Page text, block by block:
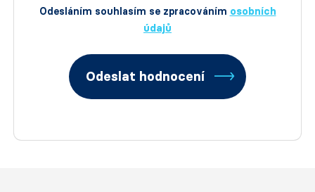
Odesláním souhlasím se zpracováním osobních
údajů
Odeslat hodnocení